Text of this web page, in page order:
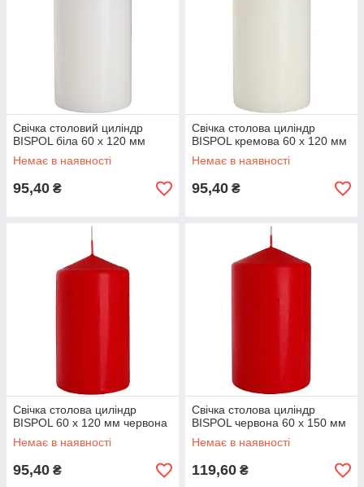
Свічка столовий циліндр
BISPOL біла 60 х 120 мм
Немає в наявності
95,40 ₴
Свічка столова циліндр
BISPOL кремова 60 х 120 мм
Немає в наявності
95,40 ₴
Свічка столова циліндр
BISPOL 60 х 120 мм червона
Немає в наявності
95,40 ₴
Свічка столова циліндр
BISPOL червона 60 х 150 мм
Немає в наявності
119,60 ₴